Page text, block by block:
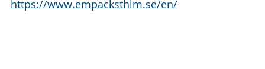
https://www.empacksthlm.se/en/